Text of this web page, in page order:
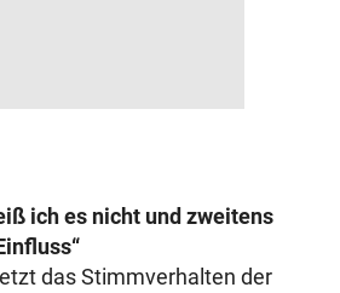
ich es nicht und zweitens
das Stimmverhalten der